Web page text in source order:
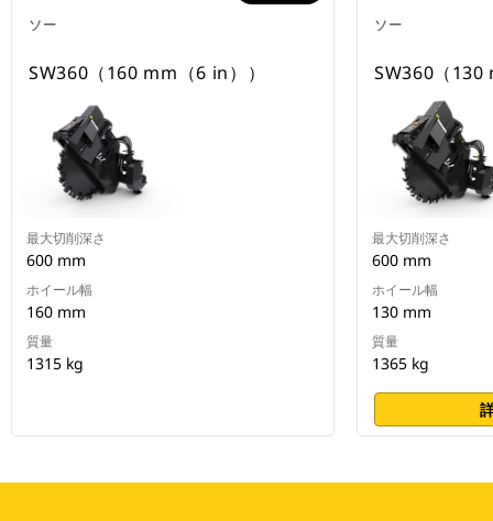
ソー
SW360（160 mm（6 in））
最大切削深さ
600 mm
ホイール幅
160 mm
質量
1315 kg
ソー
SW360（
最大切削深さ
600 mm
ホイール幅
130 mm
質量
1365 kg